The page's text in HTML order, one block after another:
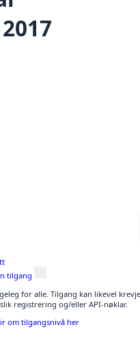
tilgang
for alle. Tilgang kan likevel
registrering og/eller API-nøklar.
om tilgangsnivå her